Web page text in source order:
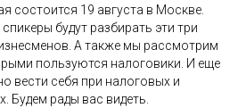
состоится 19 августа в Москве.
будут разбирать эти три
А также мы рассмотрим
пользуются налоговики. И еще
вести себя при налоговых и
Будем рады вас видеть.